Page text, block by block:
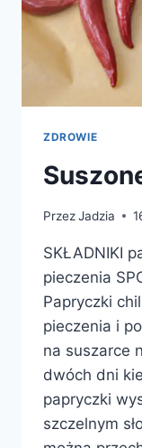
ZDROWIE
PrzezJadzia
SKŁADNIKI
pieczenia
Papryczki
pieczenia i
na suszarce
dwóch dni
papryczki
szczelnym